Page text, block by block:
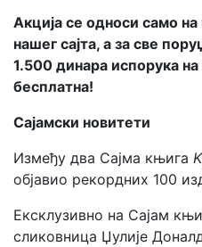
Акција се односи само
нашег сајта, а за све
1.500 динара испорука на
бесплатна!
Сајамски новитети
Између два Сајма књига
објавио рекордних 100
Ексклузивно на Сајам
сликовница Џулије